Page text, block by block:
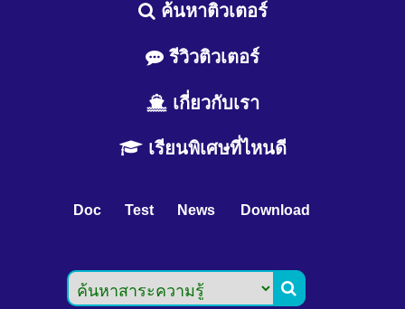
ค้นหาติวเตอร์
รีวิวติวเตอร์
เกี่ยวกับเรา
เรียนพิเศษที่ไหนดี
Doc Test News Download
